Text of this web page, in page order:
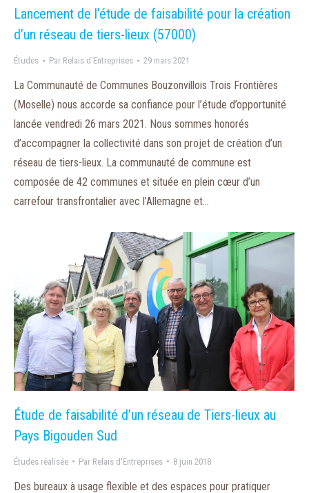
Lancement de l’étude de faisabilité pour la création
d’un réseau de tiers-lieux (57000)
Études Par Relais d'Entreprises 29 mars 2021
La Communauté de Communes Bouzonvillois Trois Frontières
(Moselle) nous accorde sa confiance pour l’étude d’opportunité
lancée vendredi 26 mars 2021. Nous sommes honorés
d’accompagner la collectivité dans son projet de création d’un
réseau de tiers-lieux. La communauté de commune est
composée de 42 communes et située en plein cœur d’un
carrefour transfrontalier avec l’Allemagne et…
Étude de faisabilité d’un réseau de Tiers-lieux au
Pays Bigouden Sud
Études réalisée Par Relais d'Entreprises 8 juin 2018
Des bureaux à usage flexible et des espaces pour pratiquer